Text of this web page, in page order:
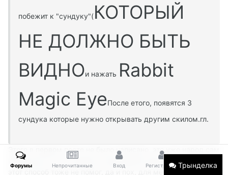
побежит к "сундуку"(КОТОРЫЙ
НЕ ДОЛЖНО БЫТЬ
ВИДНОи нажать Rabbit
Magic EyeПосле етого, появятся 3
сундука которые нужно открывать другим скилом.гл.
Этого в первом посте не было написано, это уже народ сам
извернулся из-за кривоты реализации эвента, только мне
этот способ тоже не помог, да и пох, для меня эвент не
Трынделка
Форумы Непрочитанные Вход Регистрация Больше